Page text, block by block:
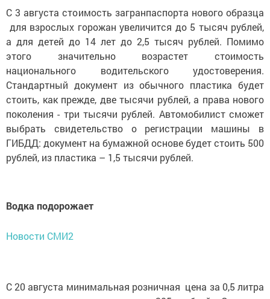
С 3 августа стоимость загранпаспорта нового образца
для взрослых горожан увеличится до 5 тысяч рублей,
а для детей до 14 лет до 2,5 тысяч рублей. Помимо
этого значительно возрастет стоимость
национального водительского удостоверения.
Стандартный документ из обычного пластика будет
стоить, как прежде, две тысячи рублей, а права нового
поколения - три тысячи рублей. Автомобилист сможет
выбрать свидетельство о регистрации машины в
ГИБДД: документ на бумажной основе будет стоить 500
рублей, из пластика – 1,5 тысячи рублей.
Водка подорожает
Новости СМИ2
С 20 августа минимальная розничная цена за 0,5 литра